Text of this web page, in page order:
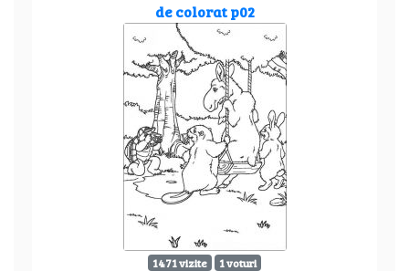
de colorat p02
1471 vizite 1 voturi